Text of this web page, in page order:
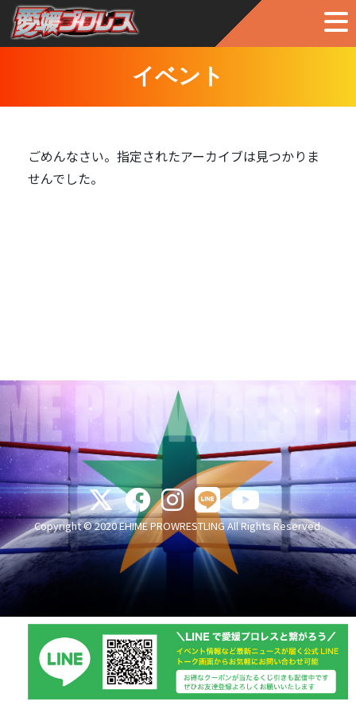
イベント
ごめんなさい。指定されたアーカイブは見つかりま
せんでした。
Copyright © 2020 EHIME PROWRESTLING All Rights Reserved.